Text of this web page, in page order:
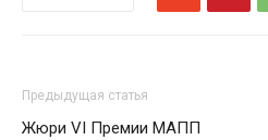
Предыдущая статья
Жюри VI Премии МАПП